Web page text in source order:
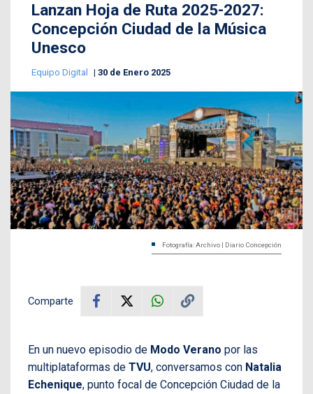
Lanzan Hoja de Ruta 2025-2027:
Concepción Ciudad de la Música
Unesco
Equipo Digital 30 de Enero 2025
Fotografía: Archivo | Diario Concepción
Comparte
En un nuevo episodio de Modo Verano por las
multiplataformas de TVU, conversamos con Natalia
Echenique, punto focal de Concepción Ciudad de la